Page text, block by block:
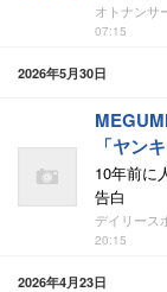
オトナンサ
07:15
2026年5月30日
「ヤン
10年前に
告白
デイリース
20:15
2026年4月23日